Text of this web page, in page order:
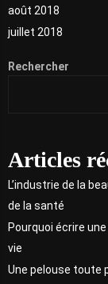
août 2018
juillet 2018
Rechercher
Articles
L’industrie de la
de la santé
Pourquoi écrire
vie
Une pelouse toute